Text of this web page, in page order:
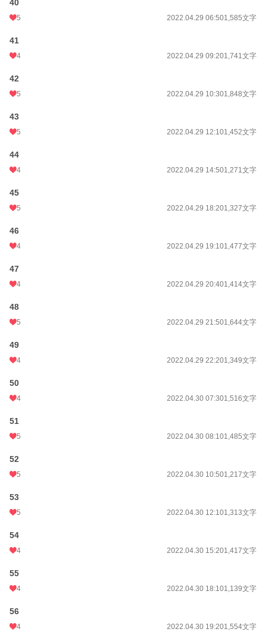
40
5 2022.04.29 06:501,585文字
41
4 2022.04.29 09:201,741文字
42
5 2022.04.29 10:301,848文字
43
5 2022.04.29 12:101,452文字
44
4 2022.04.29 14:501,271文字
45
5 2022.04.29 18:201,327文字
46
4 2022.04.29 19:101,477文字
47
4 2022.04.29 20:401,414文字
48
5 2022.04.29 21:501,644文字
49
4 2022.04.29 22:201,349文字
50
4 2022.04.30 07:301,516文字
51
5 2022.04.30 08:101,485文字
52
5 2022.04.30 10:501,217文字
53
5 2022.04.30 12:101,313文字
54
4 2022.04.30 15:201,417文字
55
4 2022.04.30 18:101,139文字
56
4 2022.04.30 19:201,554文字